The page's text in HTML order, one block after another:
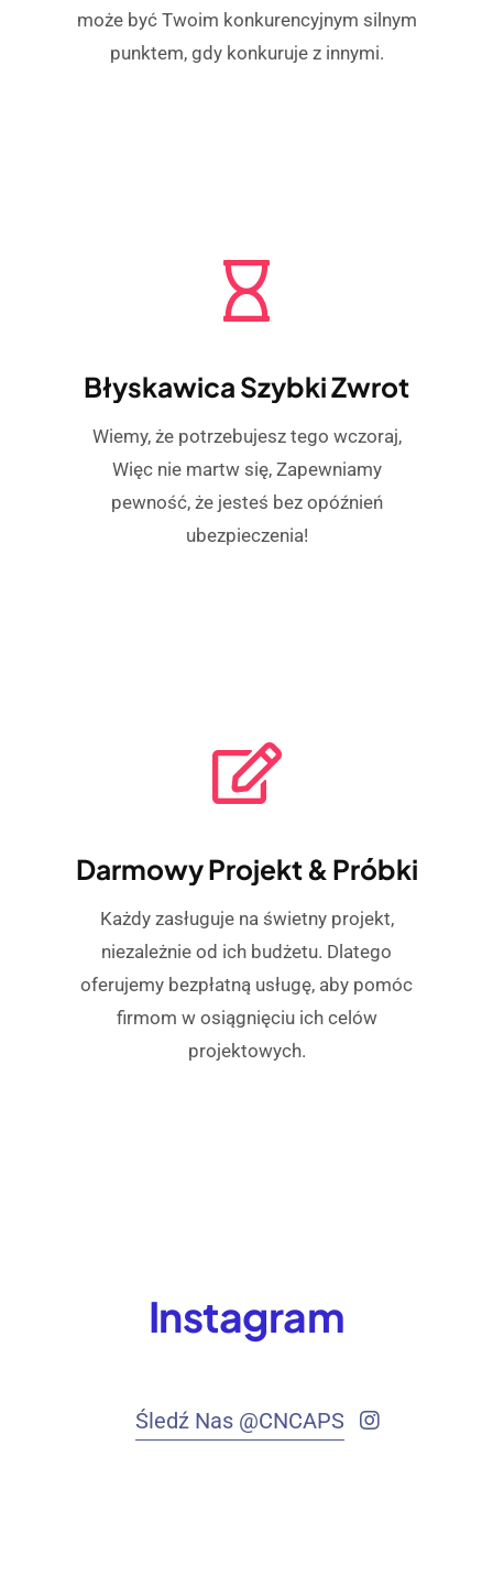
może być Twoim konkurencyjnym silnym
punktem, gdy konkuruje z innymi.
Błyskawica Szybki Zwrot
Wiemy, że potrzebujesz tego wczoraj,
Więc nie martw się, Zapewniamy
pewność, że jesteś bez opóźnień
ubezpieczenia!
Darmowy Projekt & Próbki
Każdy zasługuje na świetny projekt,
niezależnie od ich budżetu. Dlatego
oferujemy bezpłatną usługę, aby pomóc
firmom w osiągnięciu ich celów
projektowych.
Instagram
Śledź Nas @CNCAPS